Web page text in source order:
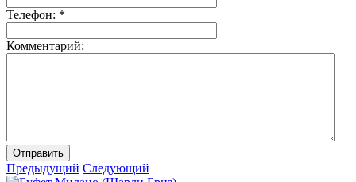
Телефон: *
Комментарий:
Отправить
Предыдущий Следующий